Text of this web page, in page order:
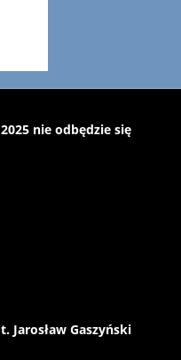
nie odbędzie się
Jarosław Gaszyński